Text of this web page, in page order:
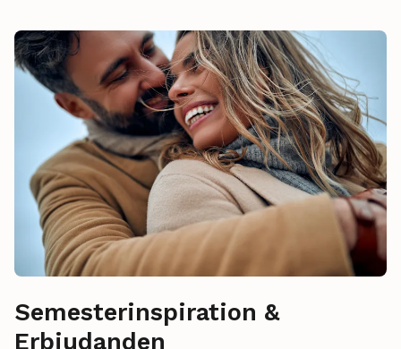
Semesterinspiration &
Erbjudanden